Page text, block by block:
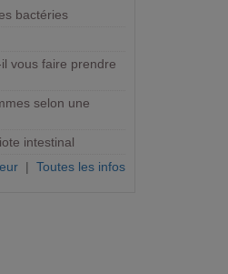
bactéries
vous faire prendre
selon une
intestinal
| Toutes les infos